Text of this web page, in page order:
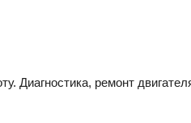
Диагностика, ремонт